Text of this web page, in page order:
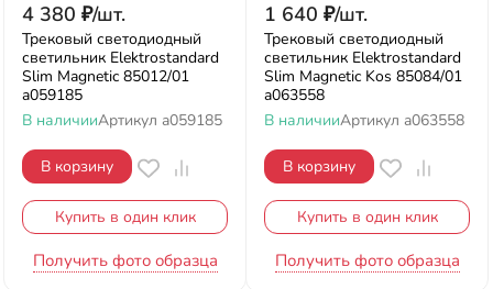
4 380 ₽/шт.
Трековый светодиодный
светильник Elektrostandard
Slim Magnetic 85012/01
a059185
В наличииАртикул a059185
В корзину
Купить в один клик
Получить фото образца
1 640 ₽/шт.
Трековый светодиодный
светильник Elektrostandard
Slim Magnetic Kos 85084/01
a063558
В наличииАртикул a063558
В корзину
Купить в один клик
Получить фото образца